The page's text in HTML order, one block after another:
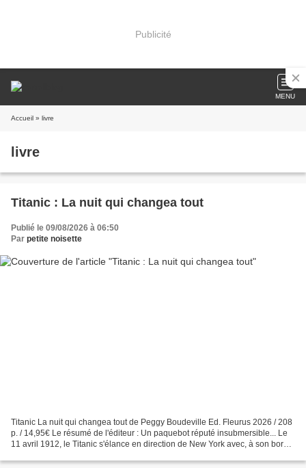
Publicité
MENU
Accueil » livre
livre
Titanic : La nuit qui changea tout
Publié le 09/08/2026 à 06:50
Par petite noisette
Titanic La nuit qui changea tout de Peggy Boudeville Ed. Fleurus 2026 / 208
p. / 14,95€ Le résumé de l'éditeur : Un paquebot réputé insubmersible... Le
11 avril 1912, le Titanic s'élance en direction de New York avec, à son bord,